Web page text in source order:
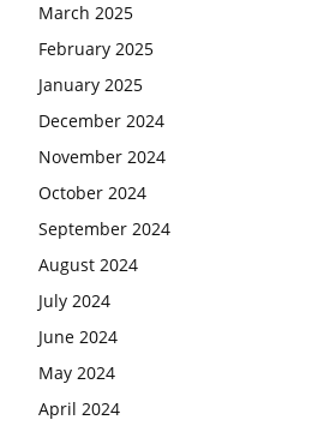
March 2025
February 2025
January 2025
December 2024
November 2024
October 2024
September 2024
August 2024
July 2024
June 2024
May 2024
April 2024